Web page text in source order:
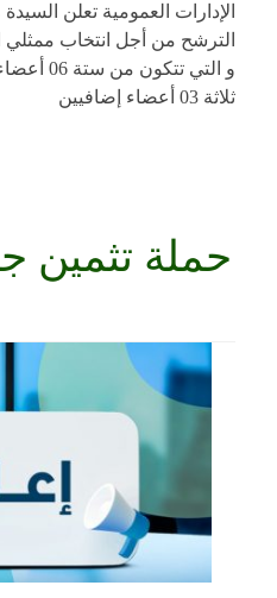
الإدارات العمومية تعلن
الترشح من أجل انتخاب ممثلي
ثلاثة 03 أعضاء إضافيين
حملة تثمين